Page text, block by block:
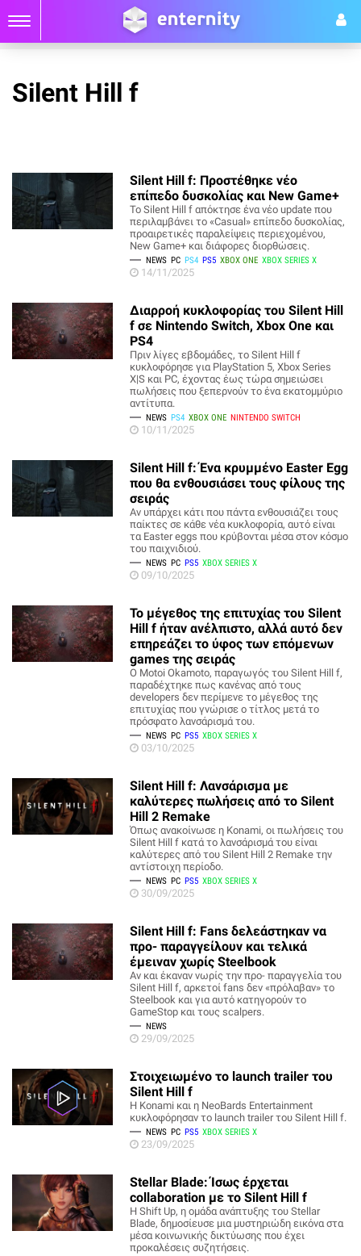
Silent Hill f
Silent Hill f: Προστέθηκε νέο
επίπεδο δυσκολίας και New Game+
Το Silent Hill f απόκτησε ένα νέο update που
περιλαμβάνει το «Casual» επίπεδο δυσκολίας,
προαιρετικές παραλείψεις περιεχομένου,
New Game+ και διάφορες διορθώσεις.
NEWS PC PS4 PS5 XBOX ONE XBOX SERIES X
14/11/2025
Διαρροή κυκλοφορίας του Silent Hill
f σε Nintendo Switch, Xbox One και
PS4
Πριν λίγες εβδομάδες, το Silent Hill f
κυκλοφόρησε για PlayStation 5, Xbox Series
X|S και PC, έχοντας έως τώρα σημειώσει
πωλήσεις που ξεπερνούν το ένα εκατομμύριο
αντίτυπα.
NEWS PS4 XBOX ONE NINTENDO SWITCH
10/11/2025
Silent Hill f: Ένα κρυμμένο Easter Egg
που θα ενθουσιάσει τους φίλους της
σειράς
Αν υπάρχει κάτι που πάντα ενθουσιάζει τους
παίκτες σε κάθε νέα κυκλοφορία, αυτό είναι
τα Easter eggs που κρύβονται μέσα στον κόσμο
του παιχνιδιού.
NEWS PC PS5 XBOX SERIES X
09/10/2025
Το μέγεθος της επιτυχίας του Silent
Hill f ήταν ανέλπιστο, αλλά αυτό δεν
επηρεάζει το ύφος των επόμενων
games της σειράς
Ο Motoi Okamoto, παραγωγός του Silent Hill f,
παραδέχτηκε πως κανένας από τους
developers δεν περίμενε το μέγεθος της
επιτυχίας που γνώρισε ο τίτλος μετά το
πρόσφατο λανσάρισμά του.
NEWS PC PS5 XBOX SERIES X
03/10/2025
Silent Hill f: Λανσάρισμα με
καλύτερες πωλήσεις από το Silent
Hill 2 Remake
Όπως ανακοίνωσε η Konami, οι πωλήσεις του
Silent Hill f κατά το λανσάρισμά του είναι
καλύτερες από του Silent Hill 2 Remake την
αντίστοιχη περίοδο.
NEWS PC PS5 XBOX SERIES X
30/09/2025
Silent Hill f: Fans δελεάστηκαν να
προ- παραγγείλουν και τελικά
έμειναν χωρίς Steelbook
Αν και έκαναν νωρίς την προ- παραγγελία του
Silent Hill f, αρκετοί fans δεν «πρόλαβαν» το
Steelbook και για αυτό κατηγορούν το
GameStop και τους scalpers.
NEWS
29/09/2025
Στοιχειωμένο το launch trailer του
Silent Hill f
Η Konami και η NeoBards Entertainment
κυκλοφόρησαν το launch trailer του Silent Hill f.
NEWS PC PS5 XBOX SERIES X
23/09/2025
Stellar Blade: Ίσως έρχεται
collaboration με το Silent Hill f
Η Shift Up, η ομάδα ανάπτυξης του Stellar
Blade, δημοσίευσε μια μυστηριώδη εικόνα στα
μέσα κοινωνικής δικτύωσης που έχει
προκαλέσεις συζητήσεις.